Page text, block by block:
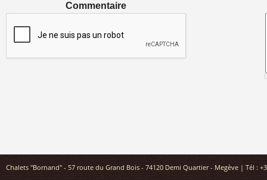
Commentaire
Chalets "Bornand" - 57 route du Grand Bois - 74120 Demi Quartier - Megève | Tél